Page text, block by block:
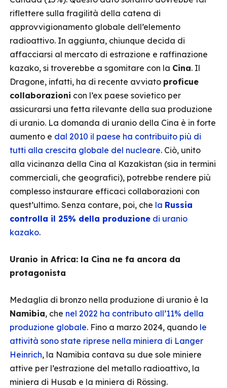
riflettere sulla fragilità della catena di
approvvigionamento globale dell’elemento
radioattivo. In aggiunta, chiunque decida di
affacciarsi al mercato di estrazione e raffinazione
kazako, si troverebbe a sgomitare con la Cina. Il
Dragone, infatti, ha di recente avviato proficue
collaborazioni con l’ex paese sovietico per
assicurarsi una fetta rilevante della sua produzione
di uranio. La domanda di uranio della Cina è in forte
aumento e dal 2010 il paese ha contribuito più di
tutti alla crescita globale del nucleare. Ciò, unito
alla vicinanza della Cina al Kazakistan (sia in termini
commerciali, che geografici), potrebbe rendere più
complesso instaurare efficaci collaborazioni con
quest’ultimo. Senza contare, poi, che la Russia
controlla il 25% della produzione di uranio
kazako.
Uranio in Africa: la Cina ne fa ancora da
protagonista
Medaglia di bronzo nella produzione di uranio è la
Namibia, che nel 2022 ha contributo all’11% della
produzione globale. Fino a marzo 2024, quando le
attività sono state riprese nella miniera di Langer
Heinrich, la Namibia contava su due sole miniere
attive per l’estrazione del metallo radioattivo, la
miniera di Husab e la miniera di Rössing.